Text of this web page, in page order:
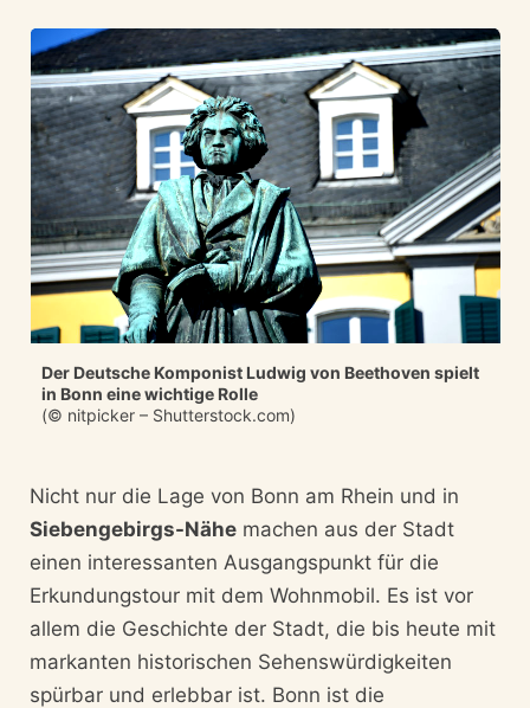
Der Deutsche Komponist Ludwig von Beethoven spielt
in Bonn eine wichtige Rolle
(© nitpicker – Shutterstock.com)
Nicht nur die Lage von Bonn am Rhein und in
Siebengebirgs-Nähe machen aus der Stadt
einen interessanten Ausgangspunkt für die
Erkundungstour mit dem Wohnmobil. Es ist vor
allem die Geschichte der Stadt, die bis heute mit
markanten historischen Sehenswürdigkeiten
spürbar und erlebbar ist. Bonn ist die